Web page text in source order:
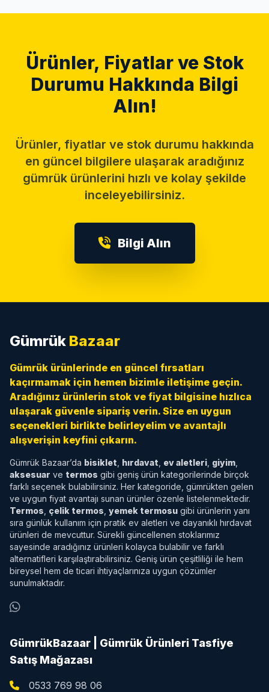
Ürünler, Fiyatlar ve Stok
Durumu Hakkında Bilgi
Alın!
Ürünler, fiyatlar ve stok durumu hakkında
en güncel bilgilere ulaşarak aradığınız
gümrük ürünlerini hızlı ve kolay şekilde
inceleyebilirsiniz.
Bilgi Alın
Gümrük Bazaar
Gümrük ürünlerinde en güncel fırsatları
kaçırmamak için hemen bizimle iletişime geçin.
Aradığınız ürünlerin stok ve fiyat bilgisine hızlıca
ulaşarak güvenle sipariş verin. Size en uygun
seçenekleri birlikte belirleyelim ve avantajlı
alışverişin keyfini çıkarın.
Gümrük Bazaar’da bisiklet hırdavat ev aletleri giyim
aksesuar ve termos gibi geniş ürün kategorilerinde birçok
farklı seçenek bulabilirsiniz. Her kategoride, gümrükten gelen
ve uygun fiyat avantajı sunan ürünler özenle listelenmektedir.
Termos çelik termos yemek termosu gibi ürünlerin yanı
sıra günlük kullanım için pratik ev aletleri ve dayanıklı hırdavat
ürünleri de mevcuttur. Sürekli güncellenen stoklarımız
sayesinde aradığınız ürünleri kolayca bulabilir ve farklı
alternatifleri karşılaştırabilirsiniz. Geniş ürün çeşitliliği ile hem
bireysel hem de ticari ihtiyaçlarınıza uygun çözümler
sunulmaktadır.
GümrükBazaar | Gümrük Ürünleri Tasfiye
Satış Mağazası
0533 769 98 06